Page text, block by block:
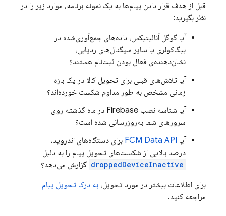
قبل از هدف قرار دادن پیام‌ها به یک نمونه برنامه، موارد زیر را در
نظر بگیرید:
آیا گوگل آنالیتیکس، داده‌های جمع‌آوری‌شده در
بیگ‌کوئری یا سایر سیگنال‌های ردیابی،
نشان‌دهنده‌ی فعال بودن ثبت‌نام هستند؟
آیا تلاش‌های قبلی برای تحویل کالا در یک بازه
زمانی مشخص به طور مداوم شکست خورده‌اند؟
آیا شناسه نصب Firebase در ماه گذشته روی
سرورهای شما به‌روزرسانی شده است؟
آیا FCM Data API برای دستگاه‌های اندروید،
درصد بالایی از شکست‌های تحویل پیام را به دلیل
droppedDeviceInactive گزارش می‌دهد؟
برای اطلاعات بیشتر در مورد تحویل، به درک تحویل پیام
مراجعه کنید.